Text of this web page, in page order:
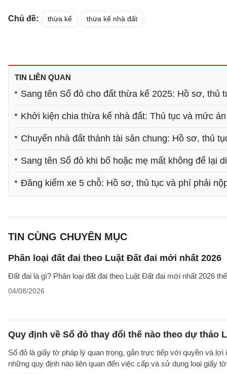
Chủ đề: thừa kế thừa kế nhà đất
TIN LIÊN QUAN
Sang tên Sổ đỏ cho đất thừa kế 2025: Hồ sơ, thủ
Khởi kiện chia thừa kế nhà đất: Thủ tục và mức
Chuyển nhà đất thành tài sản chung: Hồ sơ, thủ
Sang tên Sổ đỏ khi bố hoặc mẹ mất không để lại
Đăng kiểm xe 5 chỗ: Hồ sơ, thủ tục và phí phải
TIN CÙNG CHUYÊN MỤC
Phân loại đất đai theo Luật Đất đai mới nhất 2026
Đất đai là gì? Phân loại đất đai theo Luật Đất đai mới nhất 2026
04/08/2026
Quy định về Sổ đỏ thay đổi thế nào theo dự thảo
Sổ đỏ là giấy tờ pháp lý quan trọng, gắn trực tiếp với quyền và
những quy định nào liên quan đến việc cấp và sử dụng loại giấy